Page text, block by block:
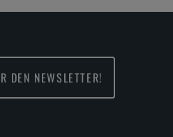
DEN NEWSLETTER!